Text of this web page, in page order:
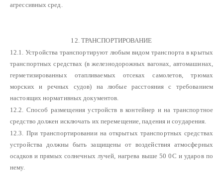
агрессивных сред.
12. ТРАНСПОРТИРОВАНИЕ
12.1. Устройства транспортируют любым видом транспорта в крытых
транспортных средствах (в железнодорожных вагонах, автомашинах,
герметизированных отапливаемых отсеках самолетов, трюмах
морских и речных судов) на любые расстояния с требованием
настоящих нормативных документов.
12.2. Способ размещения устройств в контейнер и на транспортное
средство должен исключать их перемещение, падения и соударения.
12.3. При транспортировании на открытых транспортных средствах
устройства должны быть защищены от воздействия атмосферных
осадков и прямых солнечных лучей, нагрева выше 50 0С и ударов по
нему.